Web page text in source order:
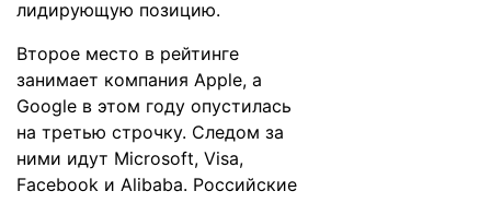
лидирующую позицию.
Второе место в рейтинге
занимает компания Apple, а
Google в этом году опустилась
на третью строчку. Следом за
ними идут Microsoft, Visa,
Facebook и Alibaba. Российские